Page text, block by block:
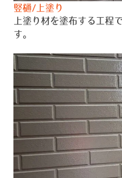
竪樋/上塗り
上塗り材を塗布する工程
す。